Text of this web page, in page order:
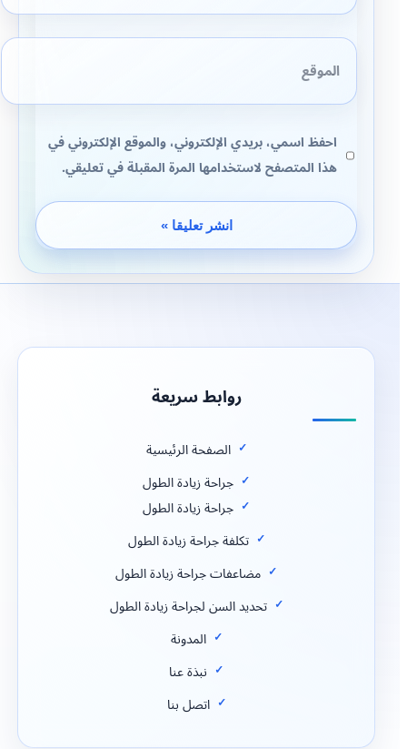
الموقع
احفظ اسمي، بريدي الإلكتروني، والموقع الإلكتروني في
هذا المتصفح لاستخدامها المرة المقبلة في تعليقي.
روابط سريعة
الصفحة الرئيسية
جراحة زيادة الطول
جراحة زيادة الطول
تكلفة جراحة زيادة الطول
مضاعفات جراحة زيادة الطول
تحديد السن لجراحة زيادة الطول
المدونة
نبذة عنا
اتصل بنا